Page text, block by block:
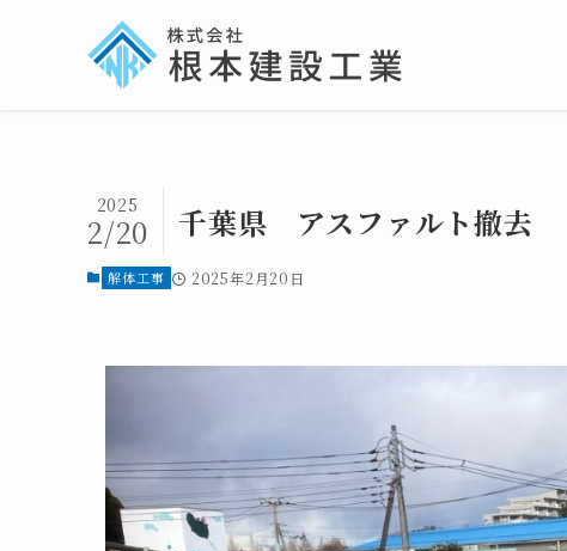
千葉県 アスファルト撤去
2025
2/20
解体工事 2025年2月20日